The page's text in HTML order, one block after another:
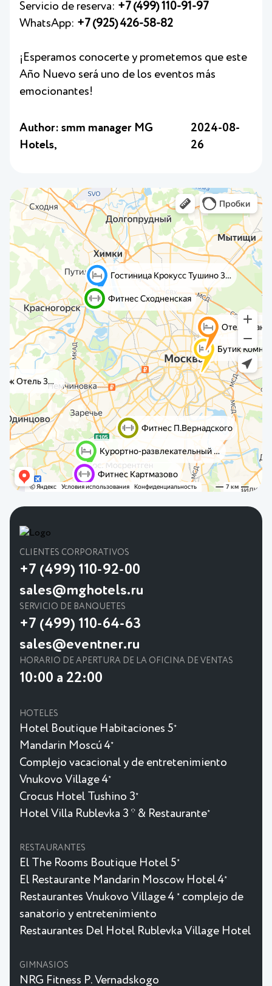
Servicio de reserva: +7 (499) 110-91-97
WhatsApp: +7 (925) 426-58-82
¡Esperamos conocerte y prometemos que este
Año Nuevo será uno de los eventos más
emocionantes!
Author: smm manager MG
Hotels,
2024-08-
26
CLIENTES CORPORATIVOS
+7 (499) 110-92-00
sales@mghotels.ru
SERVICIO DE BANQUETES
+7 (499) 110-64-63
sales@eventner.ru
HORARIO DE APERTURA DE LA OFICINA DE VENTAS
10:00 a 22:00
HOTELES
Hotel Boutique Habitaciones 5★
Mandarin Moscú 4★
Complejo vacacional y de entretenimiento
Vnukovo Village 4★
Crocus Hotel Tushino 3★
Hotel Villa Rublevka 3 * & Restaurante★
RESTAURANTES
El The Rooms Boutique Hotel 5★
El Restaurante Mandarin Moscow Hotel 4★
Restaurantes Vnukovo Village 4 ★
complejo de
sanatorio y entretenimiento
Restaurantes Del Hotel Rublevka Village Hotel
GIMNASIOS
NRG Fitness P. Vernadskogo